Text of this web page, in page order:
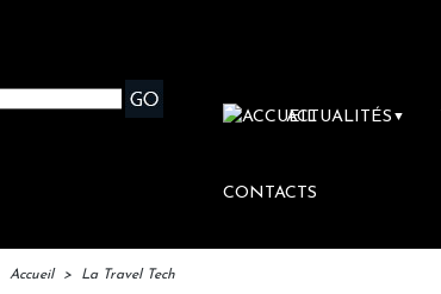
ACTUALITÉS ▼
CONTACTS
Accueil > La Travel Tech